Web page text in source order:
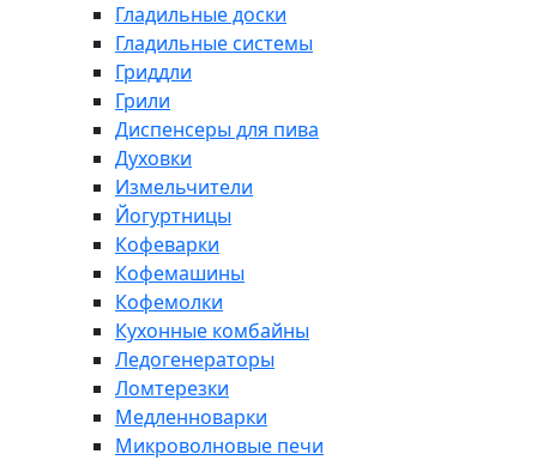
Гладильные доски
Гладильные системы
Гриддли
Грили
Диспенсеры для пива
Духовки
Измельчители
Йогуртницы
Кофеварки
Кофемашины
Кофемолки
Кухонные комбайны
Ледогенераторы
Ломтерезки
Медленноварки
Микроволновые печи